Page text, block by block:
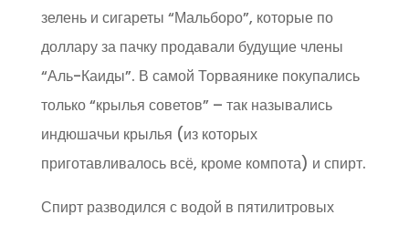
зелень и сигареты “Мальборо”, которые по
доллару за пачку продавали будущие члены
“Аль-Каиды”. В самой Торваянике покупались
только “крылья советов” – так назывались
индюшачьи крылья (из которых
приготавливалось всё, кроме компота) и спирт.
Спирт разводился с водой в пятилитровых